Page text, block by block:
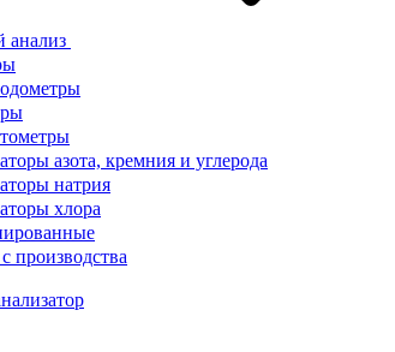
анализ
азота, кремния и углерода
натрия
хлора
производства